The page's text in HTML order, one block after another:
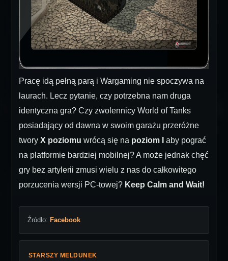
Pracę idą pełną parą i Wargaming nie spoczywa na
laurach. Lecz pytanie, czy potrzebna nam druga
identyczna gra? Czy zwolennicy World of Tanks
posiadający od dawna w swoim garażu przeróżne
twory X poziomu wrócą się na poziom I
aby pograć
na platformie bardziej mobilnej? A może jednak chęć
gry bez artylerii zmusi wielu z nas do całkowitego
porzucenia wersji PC-towej? Keep Calm and Wait!
Źródło: Facebook
STARSZY MELDUNEK